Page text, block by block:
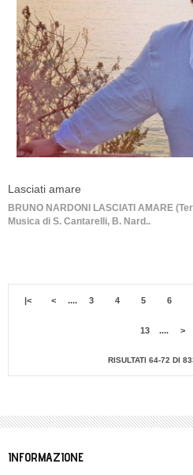
Lasciati amare
BRUNO NARDONI LASCIATI AMARE
Musica di S. Cantarelli, B. Nard..
|< < .... 3 4 5 6
13 .... >
RISULTATI 64-72 DI
INFORMAZIONE